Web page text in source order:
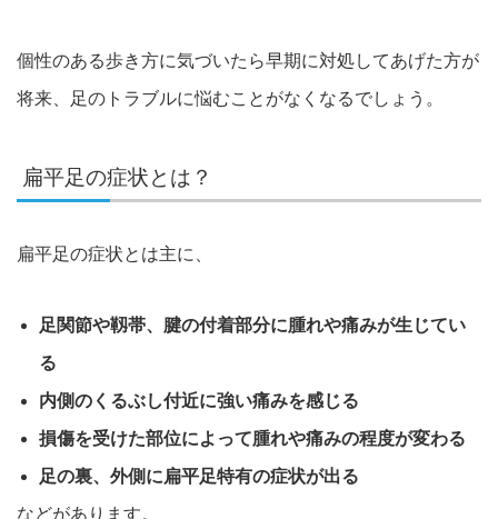
個性のある歩き方に気づいたら早期に対処してあげた方が
将来、足のトラブルに悩むことがなくなるでしょう。
扁平足の症状とは？
扁平足の症状とは主に、
足関節や靱帯、腱の付着部分に腫れや痛みが生じてい
る
内側のくるぶし付近に強い痛みを感じる
損傷を受けた部位によって腫れや痛みの程度が変わる
足の裏、外側に扁平足特有の症状が出る
などがあります。